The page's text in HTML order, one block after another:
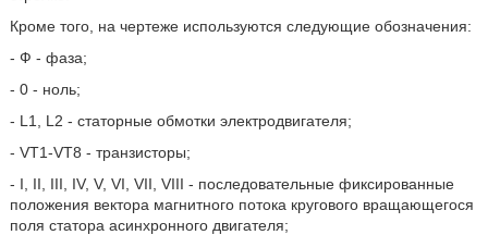
Кроме того, на чертеже используются следующие обозначения:
- Ф - фаза;
- 0 - ноль;
- L1, L2 - статорные обмотки электродвигателя;
- VT1-VT8 - транзисторы;
- I, II, III, IV, V, VI, VII, VIII - последовательные фиксированные
положения вектора магнитного потока кругового вращающегося
поля статора асинхронного двигателя;